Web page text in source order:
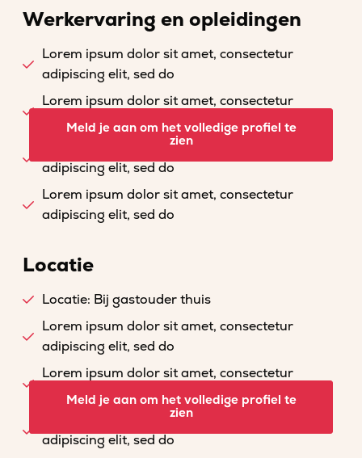
Werkervaring en opleidingen
Lorem ipsum dolor sit amet, consectetur
adipiscing elit, sed do
Lorem ipsum dolor sit amet, consectetur
adipiscing elit, sed do
Lorem ipsum dolor sit amet, consectetur
adipiscing elit, sed do
Lorem ipsum dolor sit amet, consectetur
adipiscing elit, sed do
Meld je aan om het volledige profiel te
zien
Locatie
Locatie: Bij gastouder thuis
Lorem ipsum dolor sit amet, consectetur
adipiscing elit, sed do
Lorem ipsum dolor sit amet, consectetur
adipiscing elit, sed do
Lorem ipsum dolor sit amet, consectetur
adipiscing elit, sed do
Meld je aan om het volledige profiel te
zien